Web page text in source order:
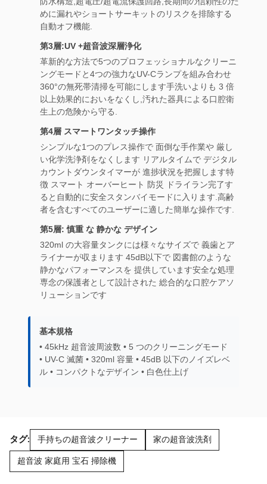
めに漏れやショートサーキットのリスクを排除する
自動オフ機能.
第3層:UV +超音波深層浄化
革新的な方法で5つのプロフェッショナルなクリーニ
ングモードと4つの強力なUV-Cランプを組み合わせ
360°の無死帯清掃を可能にします手洗いよりも 3 倍
以上効果的においをなくし,汚れた器具による口腔衛
生上の危険から守る.
第4層 スマートワンタッチ操作
シンプルな1つのプレス操作で 面倒な手作業や 厳し
い化学洗浄剤をなくします リアルタイムで デジタル
カウントダウンタイマーが 進捗状況を把握します特
徴 スマート オーバーヒート 防災 ドライラン完了す
ると自動的に安全スタンバイモードに入ります.高齢
者を含むすべてのユーザーに適した簡単な操作です.
第5層: 慎重 な 静かな デザイン
320ml の大容量タンクには様々なサイズで 義歯とア
ライナーが収まります 45dB以下で 図書館のような
静かなパフォーマンスを 提供しています安全な処理
専念の保護者として設計された 総合的な口腔ケアソ
リューションです
基本規格
• 45kHz 超音波周波数 • 5 つのクリーニングモード
• UV-C 滅菌 • 320ml 容量 • 45dB 以下のノイズレベ
ル • コンパクトなデザイン • 白色仕上げ
タグ: 手持ちの超音波クリーナー 家の超音波洗剤
超音波 家庭用 宝石 掃除機